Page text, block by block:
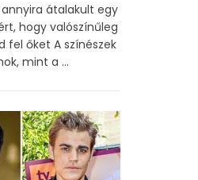
annyira átalakult egy
hogy valószínűleg
fel őket A színészek
mint a ...